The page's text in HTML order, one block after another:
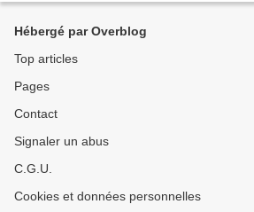
Hébergé par Overblog
Top articles
Pages
Contact
Signaler un abus
C.G.U.
Cookies et données personnelles